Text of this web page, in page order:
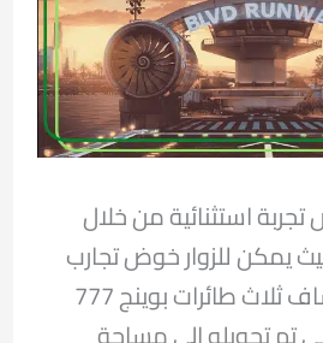
استثنائية من خلال
يمكن للزوار خوض تجارب
مميزة منهااستكشاف ثلاث طائرات بوينج 777